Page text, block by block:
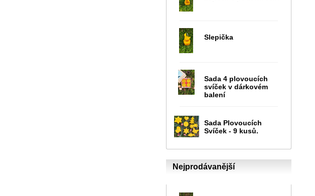
Slepička
Sada 4 plovoucích
svíček v dárkovém
balení
Sada Plovoucích
Svíček - 9 kusů.
Nejprodávanější